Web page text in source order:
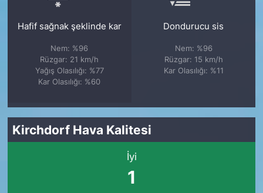
Hafif sağnak şeklinde kar
Nem: %96
Rüzgar: 21 km/h
Yağış Olasılığı: %77
Kar Olasılığı: %60
Dondurucu sis
Nem: %96
Rüzgar: 15 km/h
Kar Olasılığı: %11
Kirchdorf Hava Kalitesi
İyi
1